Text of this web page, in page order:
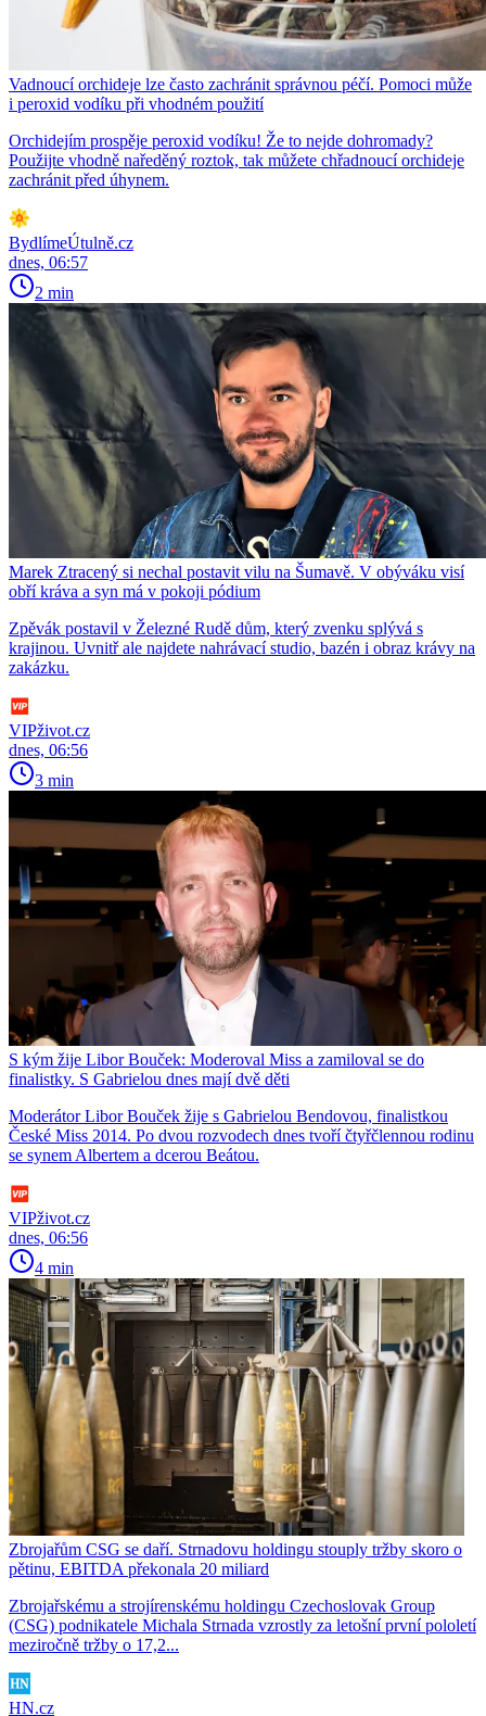
Vadnoucí orchideje lze často zachránit správnou péčí. Pomoci může
i peroxid vodíku při vhodném použití
Orchidejím prospěje peroxid vodíku! Že to nejde dohromady?
Použijte vhodně naředěný roztok, tak můžete chřadnoucí orchideje
zachránit před úhynem.
BydlímeÚtulně.cz
dnes, 06:57
2 min
Marek Ztracený si nechal postavit vilu na Šumavě. V obýváku visí
obří kráva a syn má v pokoji pódium
Zpěvák postavil v Železné Rudě dům, který zvenku splývá s
krajinou. Uvnitř ale najdete nahrávací studio, bazén i obraz krávy na
zakázku.
VIPživot.cz
dnes, 06:56
3 min
S kým žije Libor Bouček: Moderoval Miss a zamiloval se do
finalistky. S Gabrielou dnes mají dvě děti
Moderátor Libor Bouček žije s Gabrielou Bendovou, finalistkou
České Miss 2014. Po dvou rozvodech dnes tvoří čtyřčlennou rodinu
se synem Albertem a dcerou Beátou.
VIPživot.cz
dnes, 06:56
4 min
Zbrojařům CSG se daří. Strnadovu holdingu stouply tržby skoro o
pětinu, EBITDA překonala 20 miliard
Zbrojařskému a strojírenskému holdingu Czechoslovak Group
(CSG) podnikatele Michala Strnada vzrostly za letošní první pololetí
meziročně tržby o 17,2...
HN.cz